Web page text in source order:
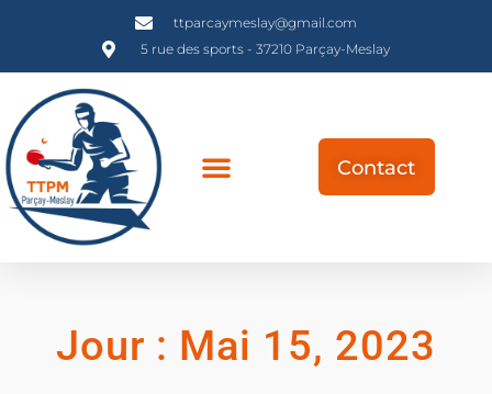
ttparcaymeslay@gmail.com
5 rue des sports - 37210 Parçay-Meslay
Contact
Jour : Mai 15, 2023